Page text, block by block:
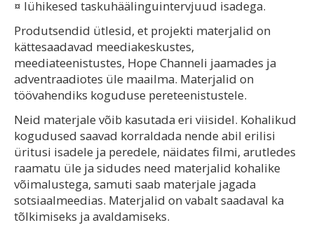
¤ lühikesed taskuhäälinguintervjuud isadega.
Produtsendid ütlesid, et projekti materjalid on
kättesaadavad meediakeskustes,
meediateenistustes, Hope Channeli jaamades ja
adventraadiotes üle maailma. Materjalid on
töövahendiks koguduse pereteenistustele.
Neid materjale võib kasutada eri viisidel. Kohalikud
kogudused saavad korraldada nende abil erilisi
üritusi isadele ja peredele, näidates filmi, arutledes
raamatu üle ja sidudes need materjalid kohalike
võimalustega, samuti saab materjale jagada
sotsiaalmeedias. Materjalid on vabalt saadaval ka
tõlkimiseks ja avaldamiseks.